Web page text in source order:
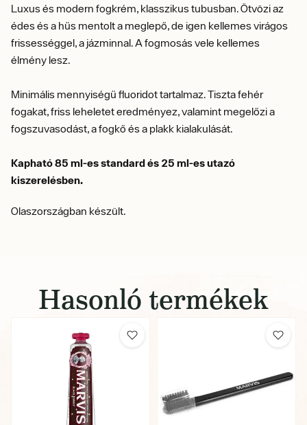
Luxus és modern fogkrém, klasszikus tubusban. Ötvözi az
édes és a hűs mentolt a meglepő, de igen kellemes virágos
frissességgel, a jázminnal. A fogmosás vele kellemes
élmény lesz.
Minimális mennyiségű fluoridot tartalmaz. Tiszta fehér
fogakat, friss leheletet eredményez, valamint megelőzi a
fogszuvasodást, a fogkő és a plakk kialakulását.
Kapható 85 ml-es standard és 25 ml-es utazó
kiszerelésben.
Olaszországban készült.
Hasonló termékek